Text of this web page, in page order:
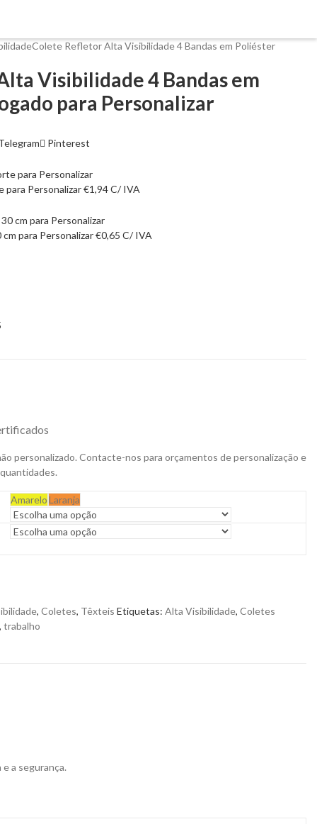
Colete Refletor Alta Visibilidade 4 Bandas em Poliéster
Visibilidade 4 Bandas em
para Personalizar
Pinterest
para Personalizar€1,94C/ IVA
para Personalizar€0,65 C/ IVA
personalizado. Contacte-nos para orçamentos de personalização e
AmareloLaranja
, Coletes, Têxteis Etiquetas: Alta Visibilidade, Coletes
, trabalho
a segurança.